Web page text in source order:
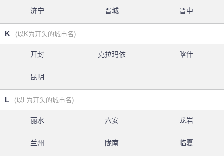
济宁 晋城 晋中
K (以K为开头的城市名)
开封 克拉玛依 喀什
昆明
L (以L为开头的城市名)
丽水 六安 龙岩
兰州 陇南 临夏